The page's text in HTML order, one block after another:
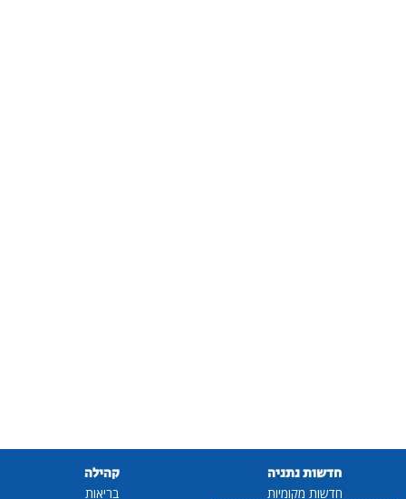
חדשות נתניה
חדשות מקומיות
קהילה
בריאות